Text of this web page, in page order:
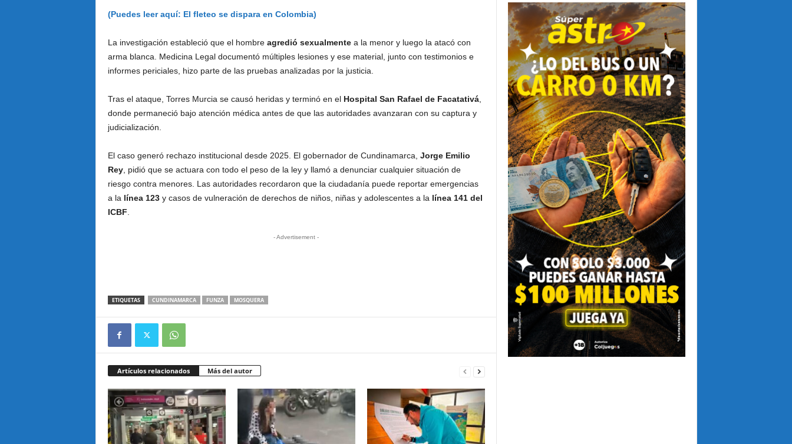
(Puedes leer aquí: El fleteo se dispara en Colombia)
La investigación estableció que el hombre agredió sexualmentea la menor y luego la atacó con
arma blanca. Medicina Legal documentó múltiples lesiones y ese material, junto con testimonios e
informes periciales, hizo parte de las pruebas analizadas por la justicia.
Tras el ataque, Torres Murcia se causó heridas y terminó en el Hospital San Rafael de Facatativá,
donde permaneció bajo atención médica antes de que las autoridades avanzaran con su captura y
judicialización.
El caso generó rechazo institucional desde 2025. El gobernador de Cundinamarca, Jorge Emilio
Rey, pidió que se actuara con todo el peso de la ley y llamó a denunciar cualquier situación de
riesgo contra menores. Las autoridades recordaron que la ciudadanía puede reportar emergencias
a la línea 123y casos de vulneración de derechos de niños, niñas y adolescentes a la línea 141 del
ICBF
- Advertisement -
ETIQUETAS CUNDINAMARCA FUNZA MOSQUERA
Artículos relacionados Más del autor